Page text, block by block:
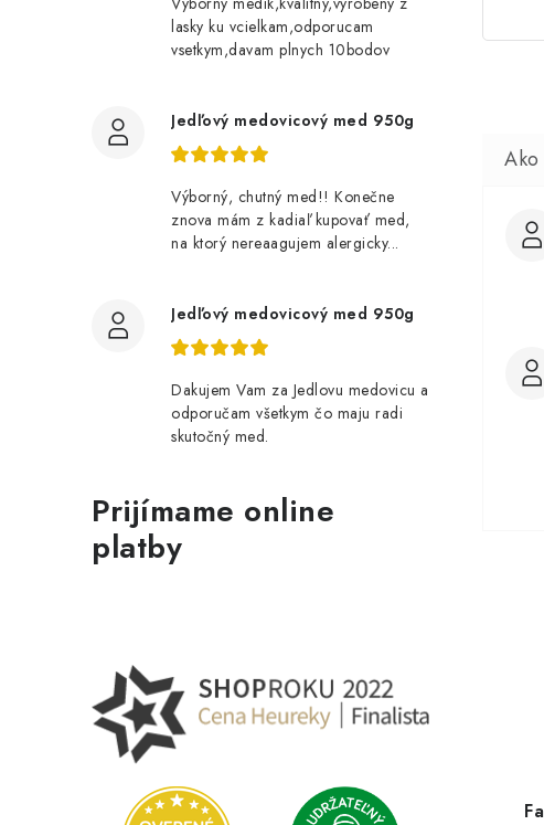
lasky ku vcielkam,odporucam
vsetkym,davam plnych 10bodov
Jedľový medovicový med 950g
Výborný, chutný med!! Konečne
znova mám z kadiaľ kupovať med,
na ktorý nereaagujem alergicky...
Jedľový medovicový med 950g
Dakujem Vam za Jedlovu medovicu a
odporučam všetkym čo maju radi
skutočný med.
Prijímame online
platby